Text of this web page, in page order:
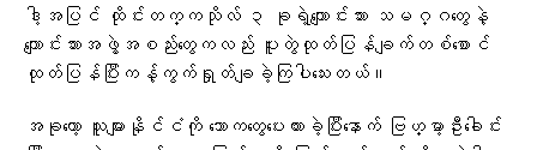
ဒါ့အပြင် ထိုင်းတက္ကသိုလ် ၃ ခုရဲ့ကျောင်းသား သမဂ္ဂတွေနဲ့
ကျောင်းသားအဖွဲ့အစည်းတွေကလည်း ပူးတွဲထုတ်ပြန်ချက်တစ်စောင်
ထုတ်ပြန်ပြီးကန့်ကွက်ရှုတ်ချခဲ့ကြပါသေးတယ်။
အခုတော့ သူများနိုင်ငံကို သောကတွေပေးထားခဲ့ပြီးနောက် ဗြဟ္မာ့ဦးခေါင်း